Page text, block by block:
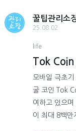
꿀팁관리소
25.08.02
life
Tok Coin
모바일 극초
굴 코인 Tok
여하고 있으
이 최대 8백만